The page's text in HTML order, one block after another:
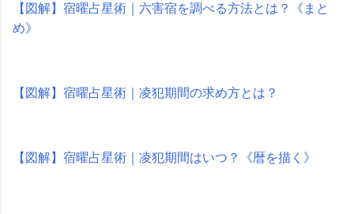
【図解】宿曜占星術｜六害宿を調べる方法とは？《まと
め》
【図解】宿曜占星術｜凌犯期間の求め方とは？
【図解】宿曜占星術｜凌犯期間はいつ？《暦を描く》